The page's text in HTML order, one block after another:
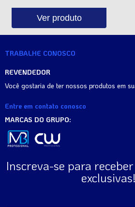
Ver produto
TRABALHE CONOSCO
REVENDEDOR
Você gostaria de ter nossos produtos em
Entre em contato conosco
MARCAS DO GRUPO:
Inscreva-se para
exclusivas!